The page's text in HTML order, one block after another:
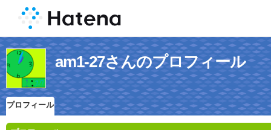
am1-27さんのプロフィール
プロフィール